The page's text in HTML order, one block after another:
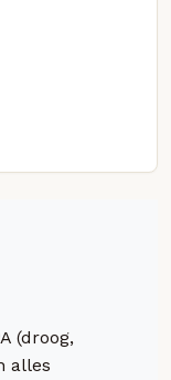
(droog,
alles